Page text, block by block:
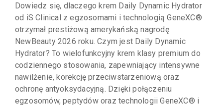
Dowiedz się, dlaczego krem Daily Dynamic Hydrator
od iS Clinical z egzosomami i technologią GeneXC®
otrzymał prestiżową amerykańską nagrodę
NewBeauty 2026 roku. Czym jest Daily Dynamic
Hydrator? To wielofunkcyjny krem klasy premium do
codziennego stosowania, zapewniający intensywne
nawilżenie, korekcję przeciwstarzeniową oraz
ochronę antyoksydacyjną. Dzięki połączeniu
egzosomów, peptydów oraz technologii GeneXC® i